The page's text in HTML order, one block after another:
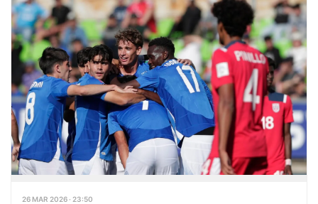
26 MAR 2026 · 23:50